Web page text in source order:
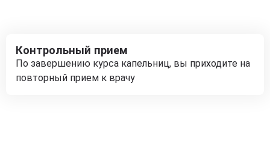
Контрольный прием
По завершению курса капельниц, вы приходите на
повторный прием к врачу